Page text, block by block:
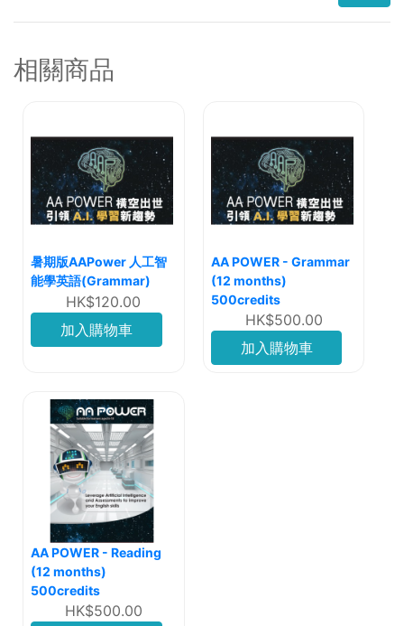
相關商品
暑期版AAPower 人工智
能學英語(Grammar)
HK$120.00
加入購物車
AA POWER - Grammar
(12 months)
500credits
HK$500.00
加入購物車
AA POWER - Reading
(12 months)
500credits
HK$500.00